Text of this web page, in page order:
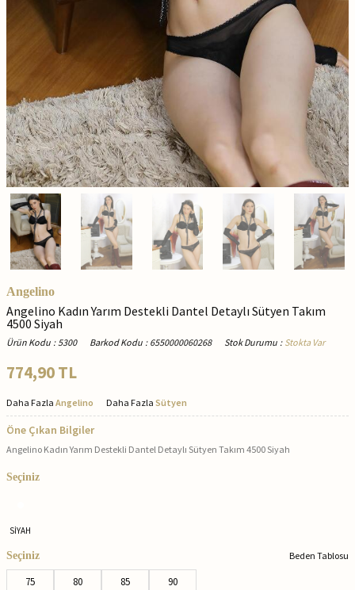
Angelino
Angelino Kadın Yarım Destekli Dantel Detaylı Sütyen Takım
4500 Siyah
Ürün Kodu : 5300 Barkod Kodu : 6550000060268 Stok Durumu : Stokta Var
774,90TL
Daha Fazla Angelino Daha Fazla Sütyen
Öne Çıkan Bilgiler
Angelino Kadın Yarım Destekli Dantel Detaylı Sütyen Takım 4500 Siyah
Seçiniz
SİYAH
Seçiniz Beden Tablosu
75 80 85 90